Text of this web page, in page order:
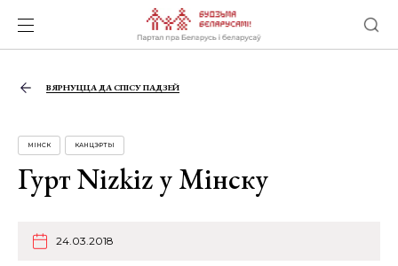
ВЯРНУЦЦА ДА СПІСУ ПАДЗЕЙ
МІНСК КАНЦЭРТЫ
Гурт Nizkiz у Мінску
24.03.2018